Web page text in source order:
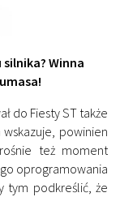
Winna
do Fiesty ST także
powinien
też moment
oprogramowania
tym podkreślić, że